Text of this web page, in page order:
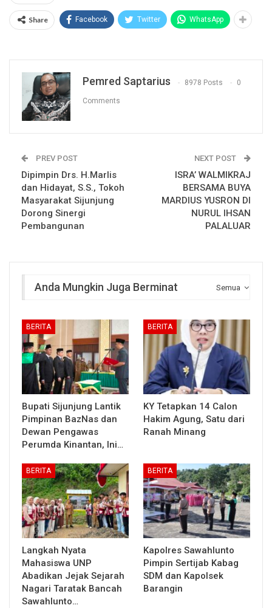
Share Facebook Twitter WhatsApp
Pemred Saptarius 8978 Posts 0
Comments
PREV POST
Dipimpin Drs. H.Marlis
dan Hidayat, S.S., Tokoh
Masyarakat Sijunjung
Dorong Sinergi
Pembangunan
NEXT POST
ISRA’ WALMIKRAJ
BERSAMA BUYA
MARDIUS YUSRON DI
NURUL IHSAN
PALALUAR
Semua
Anda Mungkin Juga Berminat
BERITA
Bupati Sijunjung Lantik
Pimpinan BazNas dan
Dewan Pengawas
Perumda Kinantan, Ini…
BERITA
KY Tetapkan 14 Calon
Hakim Agung, Satu dari
Ranah Minang
BERITA
Langkah Nyata
Mahasiswa UNP
Abadikan Jejak Sejarah
Nagari Taratak Bancah
Sawahlunto…
BERITA
Kapolres Sawahlunto
Pimpin Sertijab Kabag
SDM dan Kapolsek
Barangin